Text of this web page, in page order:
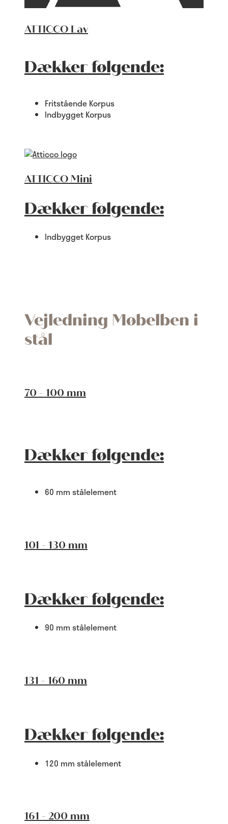
ATTICCO Lav
Dækker følgende:
Fritstående Korpus
Indbygget Korpus
ATTICCO Mini
Dækker følgende:
Indbygget Korpus
Vejledning Møbelben i
stål
70 - 100 mm
Dækker følgende:
60 mm stålelement
101 - 130 mm
Dækker følgende:
90 mm stålelement
131 - 160 mm
Dækker følgende:
120 mm stålelement
161 - 200 mm